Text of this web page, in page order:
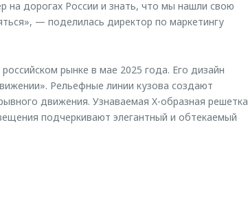
на дорогах России и знать, что мы нашли свою
— поделилась директор по маркетингу
рынке в мае 2025 года. Его дизайн
Рельефные линии кузова создают
движения. Узнаваемая X-образная решетка
подчеркивают элегантный и обтекаемый